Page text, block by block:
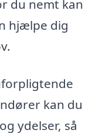
du nemt kan
hjælpe dig
kan du
ydelser, så